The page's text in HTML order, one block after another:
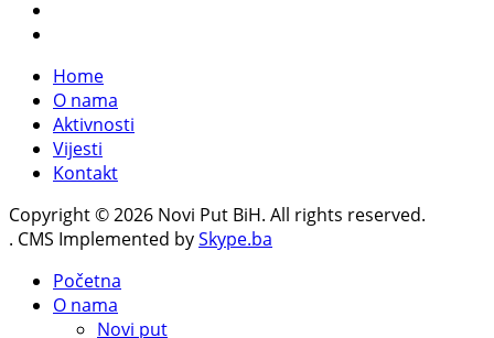
Home
O nama
Aktivnosti
Vijesti
Kontakt
Copyright © 2026 Novi Put BiH. All rights reserved.
. CMS Implemented bySkype.ba
Početna
O nama
Novi put